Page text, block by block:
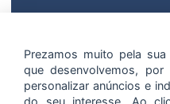
Política de Proteção de Dados
•Portal do Titular de Dados
•Canal de Denúncias
Prezamos muito pela
que desenvolvemos,
personalizar anúncios e
do seu interesse. Ao